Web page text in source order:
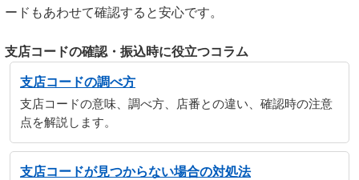
ードもあわせて確認すると安心です。
支店コードの確認・振込時に役立つコラム
支店コードの調べ方
支店コードの意味、調べ方、店番との違い、確認時の注意
点を解説します。
支店コードが見つからない場合の対処法